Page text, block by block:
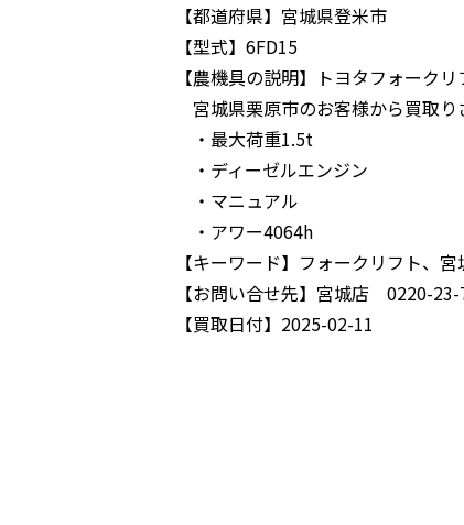
【都道府県】 宮城県登米市
【型式】6FD15
【農機具の説明】
トヨタフォークリ
宮城県栗原市のお客様から買取り
・最大荷重1.5t
・ディーゼルエンジン
・マニュアル
・アワー4064h
【キーワード】 フォークリフト、
【お問い合せ先】 宮城店 0220-23-
【買取日付】 2025-02-11